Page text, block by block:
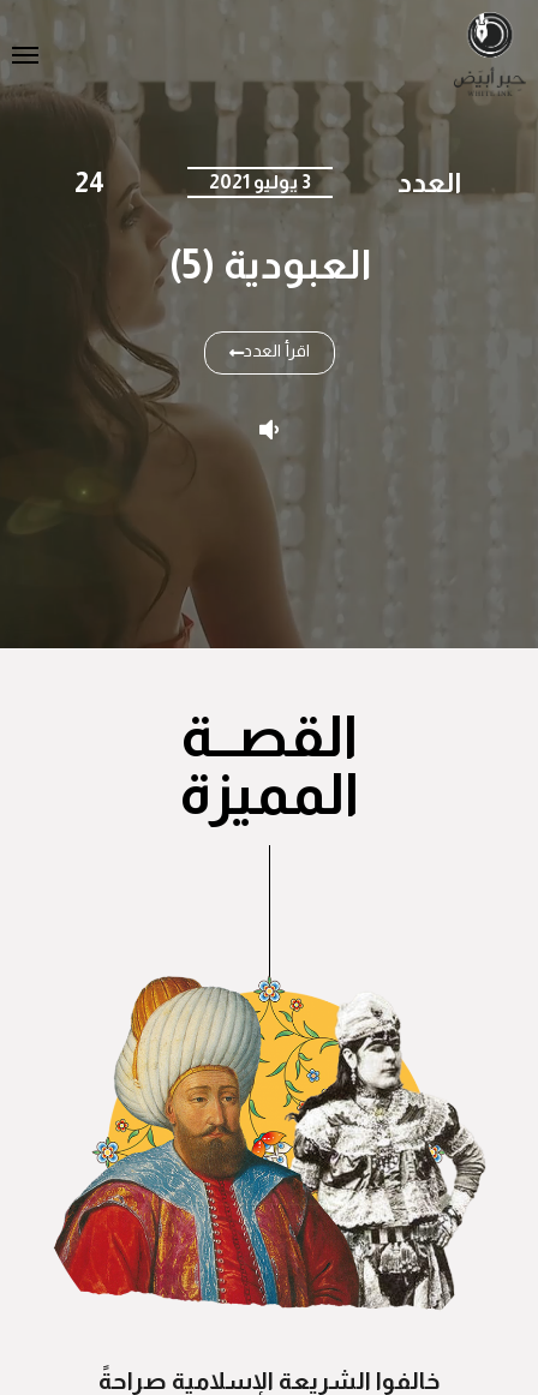
العدد 3 يوليو 2021 24
العبودية (5)
اقرأ العدد
القصــة
المميزة
خالفوا الشريعة الإسلامية صراحةً